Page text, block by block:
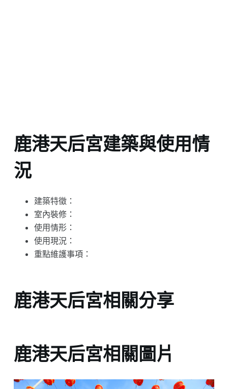
鹿港天后宮建築與使用情
況
建築特徵：
室內裝修：
使用情形：
使用現況：
重點維護事項：
鹿港天后宮相關分享
鹿港天后宮相關圖片